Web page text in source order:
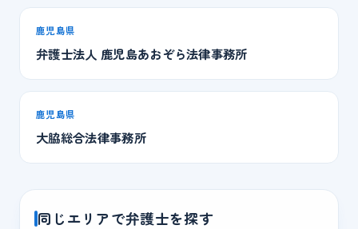
鹿児島県
弁護士法人 鹿児島あおぞら法律事務所
鹿児島県
大脇総合法律事務所
同じエリアで弁護士を探す